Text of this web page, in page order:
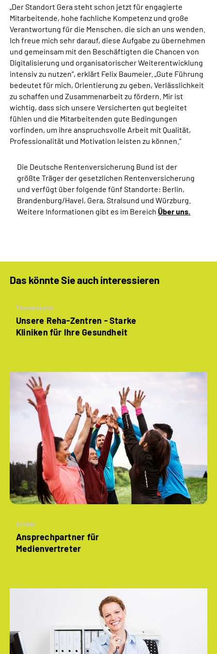
„Der Standort Gera steht schon jetzt für engagierte
Mitarbeitende, hohe fachliche Kompetenz und große
Verantwortung für die Menschen, die sich an uns wenden.
Ich freue mich sehr darauf, diese Aufgabe zu übernehmen
und gemeinsam mit den Beschäftigten die Chancen von
Digitalisierung und organisatorischer Weiterentwicklung
intensiv zu nutzen“, erklärt Felix Baumeier. „Gute Führung
bedeutet für mich, Orientierung zu geben, Verlässlichkeit
zu schaffen und Zusammenarbeit zu fördern. Mir ist
wichtig, dass sich unsere Versicherten gut begleitet
fühlen und die Mitarbeitenden gute Bedingungen
vorfinden, um ihre anspruchsvolle Arbeit mit Qualität,
Professionalität und Motivation leisten zu können.“
Die Deutsche Rentenversicherung Bund ist der
größte Träger der gesetzlichen Rentenversicherung
und verfügt über folgende fünf Standorte: Berlin,
Brandenburg/Havel, Gera, Stralsund und Würzburg.
Weitere Informationen gibt es im Bereich Über uns.
Das könnte Sie auch interessieren
Themenseite
Unsere Reha-Zentren - Starke
Kliniken für Ihre Gesundheit
Artikel
Ansprechpartner für
Medienvertreter